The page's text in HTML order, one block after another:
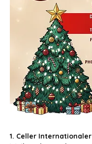
1. Celler Internationaler